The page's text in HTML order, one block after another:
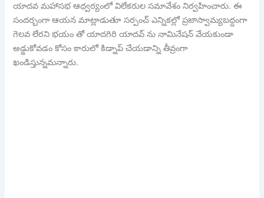
యాదవ మహాసభ ఆధ్వర్యంలో విలేకరుల సమావేశం నిర్వహించారు. ఈ
సందర్బంగా ఆయన మాట్లాడుతూ సర్పంచ్ ఎన్నికల్లో ప్రజాస్వామ్యబద్దంగా
గెలవ లేరని భయం తో యాదగిరి యాదవ్ ను నామినేషన్ వేయకుండా
అడ్డుకోవడం కోసం కారులో కిడ్నాప్ చేయడాన్ని తీవ్రంగా
ఖండిస్తున్నమన్నారు.